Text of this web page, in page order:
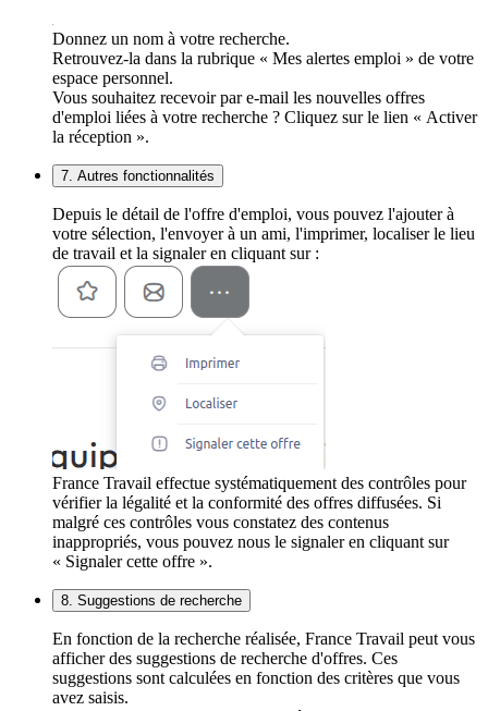
Donnez un nom à votre recherche.
Retrouvez-la dans la rubrique « Mes alertes emploi » de votre
espace personnel.
Vous souhaitez recevoir par e-mail les nouvelles offres
d'emploi liées à votre recherche ? Cliquez sur le lien « Activer
la réception ».
7. Autres fonctionnalités
Depuis le détail de l'offre d'emploi, vous pouvez l'ajouter à
votre sélection, l'envoyer à un ami, l'imprimer, localiser le lieu
de travail et la signaler en cliquant sur :
France Travail effectue systématiquement des contrôles pour
vérifier la légalité et la conformité des offres diffusées. Si
malgré ces contrôles vous constatez des contenus
inappropriés, vous pouvez nous le signaler en cliquant sur
« Signaler cette offre ».
8. Suggestions de recherche
En fonction de la recherche réalisée, France Travail peut vous
afficher des suggestions de recherche d'offres. Ces
suggestions sont calculées en fonction des critères que vous
avez saisis.